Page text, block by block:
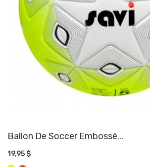
Ballon De Soccer Embossé...
19,95 $
AJOUTER AU PANIER